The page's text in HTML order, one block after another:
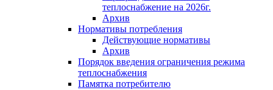
теплоснабжение на 2026г.
Архив
Нормативы потребления
Действующие нормативы
Архив
Порядок введения ограничения режима
теплоснабжения
Памятка потребителю